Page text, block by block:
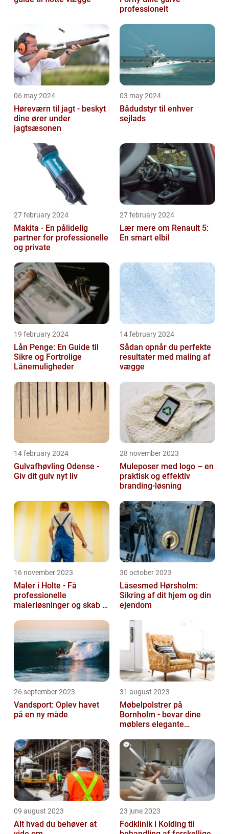
professionelt
06 may 2024
Høreværn til jagt - beskyt
dine ører under
jagtsæsonen
03 may 2024
Bådudstyr til enhver
sejlads
27 february 2024
Makita - En pålidelig
partner for professionelle
og private
27 february 2024
Lær mere om Renault 5:
En smart elbil
19 february 2024
Lån Penge: En Guide til
Sikre og Fortrolige
Lånemuligheder
14 february 2024
Sådan opnår du perfekte
resultater med maling af
vægge
14 february 2024
Gulvafhøvling Odense -
Giv dit gulv nyt liv
28 november 2023
Muleposer med logo – en
praktisk og effektiv
branding-løsning
16 november 2023
Maler i Holte - Få
professionelle
malerløsninger og skab et
30 october 2023
Låsesmed Hørsholm:
Sikring af dit hjem og din
ejendom
26 september 2023
Vandsport: Oplev havet
på en ny måde
31 august 2023
Møbelpolstrer på
Bornholm - bevar dine
møblers elegante
09 august 2023
Alt hvad du behøver at
23 june 2023
Fodklinik i Kolding til